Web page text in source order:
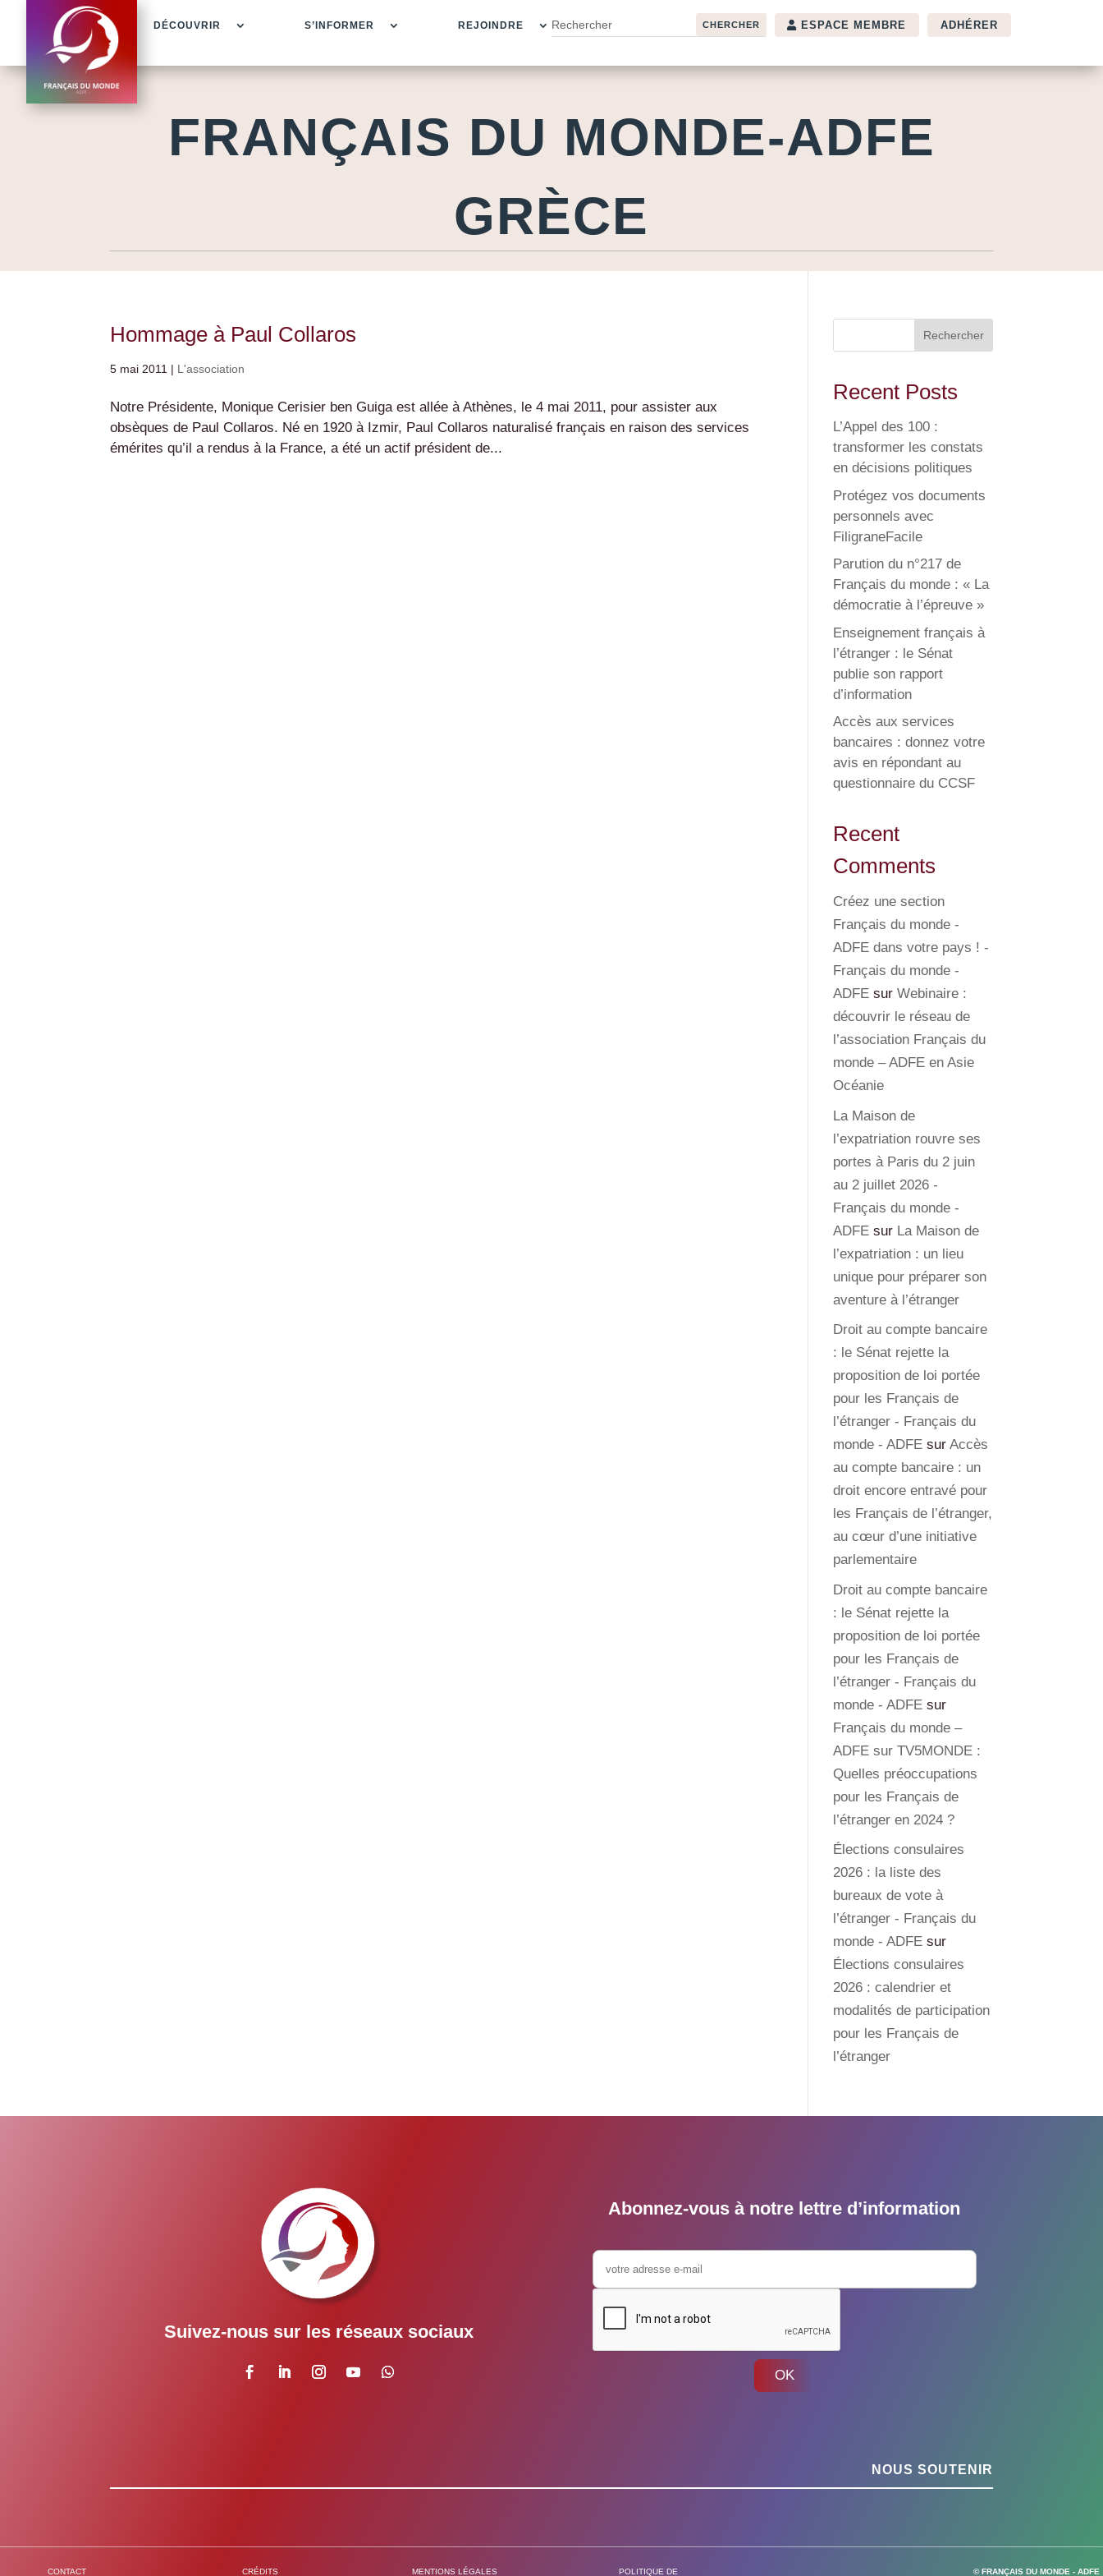
DÉCOUVRIR S’INFORMER REJOINDRE ESPACE MEMBRE ADHÉRER
FRANÇAIS DU MONDE-ADFE
GRÈCE
Hommage à Paul Collaros
5 mai 2011 | L'association
Notre Présidente, Monique Cerisier ben Guiga est allée à Athènes, le 4 mai 2011, pour assister aux
obsèques de Paul Collaros. Né en 1920 à Izmir, Paul Collaros naturalisé français en raison des services
émérites qu’il a rendus à la France, a été un actif président de...
Rechercher
Recent Posts
L’Appel des 100 :
transformer les constats
en décisions politiques
Protégez vos documents
personnels avec
FiligraneFacile
Parution du n°217 de
Français du monde : « La
démocratie à l’épreuve »
Enseignement français à
l’étranger : le Sénat
publie son rapport
d’information
Accès aux services
bancaires : donnez votre
avis en répondant au
questionnaire du CCSF
Recent
Comments
Créez une section
Français du monde -
ADFE dans votre pays ! -
Français du monde -
ADFE surWebinaire :
découvrir le réseau de
l’association Français du
monde – ADFE en Asie
Océanie
La Maison de
l’expatriation rouvre ses
portes à Paris du 2 juin
au 2 juillet 2026 -
Français du monde -
ADFE sur La Maison de
l’expatriation : un lieu
unique pour préparer son
aventure à l’étranger
Droit au compte bancaire
: le Sénat rejette la
proposition de loi portée
pour les Français de
l’étranger - Français du
monde - ADFE surAccès
au compte bancaire : un
droit encore entravé pour
les Français de l’étranger,
au cœur d’une initiative
parlementaire
Droit au compte bancaire
: le Sénat rejette la
proposition de loi portée
pour les Français de
l’étranger - Français du
monde - ADFE sur
Français du monde –
ADFE sur TV5MONDE :
Quelles préoccupations
pour les Français de
l’étranger en 2024 ?
Élections consulaires
2026 : la liste des
bureaux de vote à
l’étranger - Français du
monde - ADFE sur
Élections consulaires
2026 : calendrier et
modalités de participation
pour les Français de
l’étranger
Suivez-nous sur les réseaux sociaux
Abonnez-vous à notre lettre d’information
OK
NOUS SOUTENIR
CONTACT CRÉDITS MENTIONS LÉGALES POLITIQUE DE © FRANÇAIS DU MONDE - ADFE